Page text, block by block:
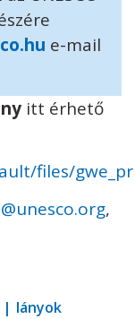
e-mail
itt érhető
files/
,
lányok